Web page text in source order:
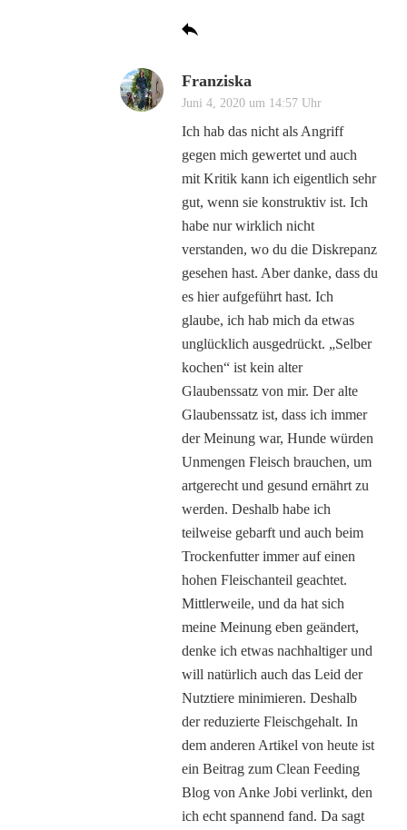
Franziska
Juni 4, 2020 um 14:57 Uhr
Ich hab das nicht als Angriff
gegen mich gewertet und auch
mit Kritik kann ich eigentlich sehr
gut, wenn sie konstruktiv ist. Ich
habe nur wirklich nicht
verstanden, wo du die Diskrepanz
gesehen hast. Aber danke, dass du
es hier aufgeführt hast. Ich
glaube, ich hab mich da etwas
unglücklich ausgedrückt. „Selber
kochen“ ist kein alter
Glaubenssatz von mir. Der alte
Glaubenssatz ist, dass ich immer
der Meinung war, Hunde würden
Unmengen Fleisch brauchen, um
artgerecht und gesund ernährt zu
werden. Deshalb habe ich
teilweise gebarft und auch beim
Trockenfutter immer auf einen
hohen Fleischanteil geachtet.
Mittlerweile, und da hat sich
meine Meinung eben geändert,
denke ich etwas nachhaltiger und
will natürlich auch das Leid der
Nutztiere minimieren. Deshalb
der reduzierte Fleischgehalt. In
dem anderen Artikel von heute ist
ein Beitrag zum Clean Feeding
Blog von Anke Jobi verlinkt, den
ich echt spannend fand. Da sagt